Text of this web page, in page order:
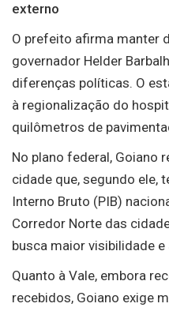
externo
O prefeito afirma manter
governador Helder
diferenças políticas. O
à regionalização do
quilômetros de
No plano federal, Goiano
cidade que, segundo ele,
Interno Bruto (PIB)
Corredor Norte das
busca maior visibilidade e
Quanto à Vale, embora
recebidos, Goiano exige